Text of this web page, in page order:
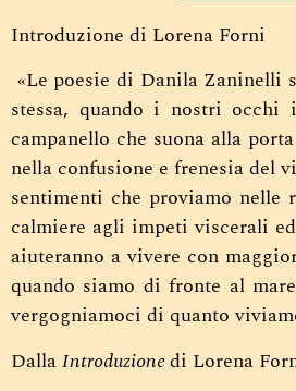
Introduzione di Lorena Forni
«Le poesie di Danila Zaninelli
stessa, quando i nostri occhi
campanello che suona alla
nella confusione e frenesia del
sentimenti che proviamo
calmiere agli impeti viscerali
aiuteranno a vivere con
quando siamo di fronte al
vergogniamoci di quanto
DallaIntroduzionedi Lorena